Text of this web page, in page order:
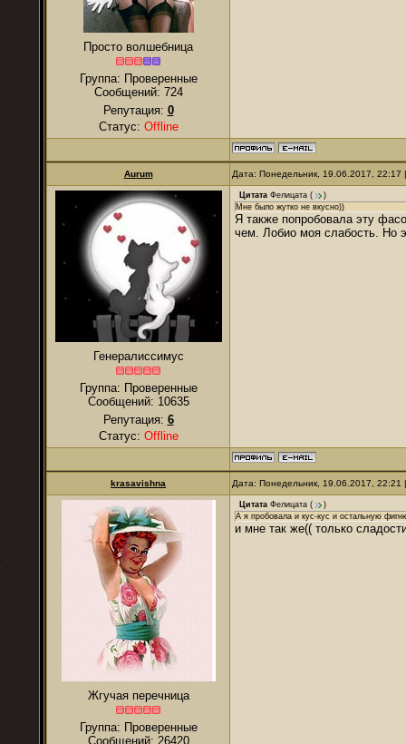
Просто волшебница
Группа: Проверенные
Сообщений: 724
Репутация: 0
Статус: Offline
Aurum Дата: Понедельник, 19.06.2017,
Генералиссимус
Группа: Проверенные
Сообщений: 10635
Репутация: 6
Статус: Offline
Цитата Фелицата (
)
Мне было жутко не вкусно))
Я также попробовала эту
чем. Лобио моя слабость. Но
krasavishna Дата: Понедельник, 19.06.2017,
Жгучая перечница
Группа: Проверенные
Сообщений: 26420
Цитата Фелицата (
)
А я пробовала и кус-кус и остальную
и мне так же(( только